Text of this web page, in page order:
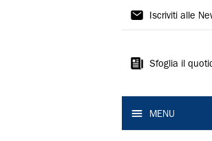
Il
Iscriviti alle
Sfoglia il
MENU